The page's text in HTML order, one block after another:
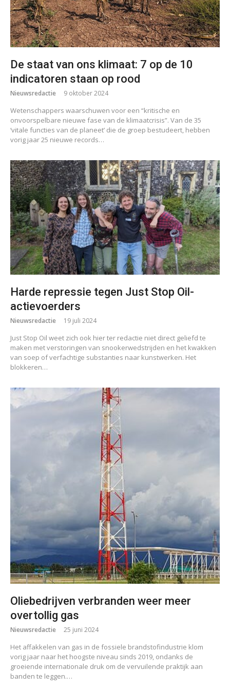
De staat van ons klimaat: 7 op de 10
indicatoren staan op rood
Nieuwsredactie 9 oktober 2024
Wetenschappers waarschuwen voor een “kritische en
onvoorspelbare nieuwe fase van de klimaatcrisis”. Van de 35
‘vitale functies van de planeet’ die de groep bestudeert, hebben
vorig jaar 25 nieuwe records…
Harde repressie tegen Just Stop Oil-
actievoerders
Nieuwsredactie 19 juli 2024
Just Stop Oil weet zich ook hier ter redactie niet direct geliefd te
maken met verstoringen van snookerwedstrijden en het kwakken
van soep of verfachtige substanties naar kunstwerken. Het
blokkeren…
Oliebedrijven verbranden weer meer
overtollig gas
Nieuwsredactie 25 juni 2024
Het affakkelen van gas in de fossiele brandstofindustrie klom
vorig jaar naar het hoogste niveau sinds 2019, ondanks de
groeiende internationale druk om de vervuilende praktijk aan
banden te leggen.…